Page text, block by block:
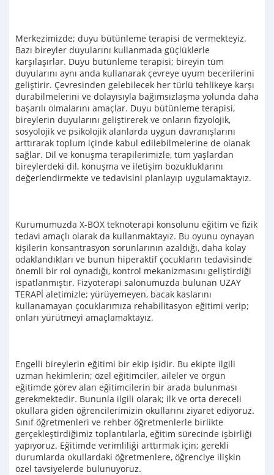
Merkezimizde; duyu bütünleme terapisi de vermekteyiz.
Bazı bireyler duyularını kullanmada güçlüklerle
karşılaşırlar. Duyu bütünleme terapisi; bireyin tüm
duyularını aynı anda kullanarak çevreye uyum becerilerini
geliştirir. Çevresinden gelebilecek her türlü tehlikeye karşı
durabilmelerini ve dolayısıyla bağımsızlaşma yolunda daha
başarılı olmalarını amaçlar. Duyu bütünleme terapisi,
bireylerin duyularını geliştirerek ve onların fizyolojik,
sosyolojik ve psikolojik alanlarda uygun davranışlarını
arttırarak toplum içinde kabul edilebilmelerine de olanak
sağlar. Dil ve konuşma terapilerimizle, tüm yaşlardan
bireylerdeki dil, konuşma ve iletişim bozukluklarını
değerlendirmekte ve tedavisini planlayıp uygulamaktayız.
Kurumumuzda X-BOX teknoterapi konsolunu eğitim ve fizik
tedavi amaçlı olarak da kullanmaktayız. Bu oyunu oynayan
kişilerin konsantrasyon sorunlarının azaldığı, daha kolay
odaklandıkları ve bunun hiperaktif çocukların tedavisinde
önemli bir rol oynadığı, kontrol mekanizmasını geliştirdiği
ispatlanmıştır. Fizyoterapi salonumuzda bulunan UZAY
TERAPİ aletimizle; yürüyemeyen, bacak kaslarını
kullanamayan çocuklarımıza rehabilitasyon eğitimi verip;
onları yürütmeyi amaçlamaktayız.
Engelli bireylerin eğitimi bir ekip işidir. Bu ekipte ilgili
uzman hekimlerin; özel eğitimciler, aileler ve örgün
eğitimde görev alan eğitimcilerin bir arada bulunması
gerekmektedir. Bununla ilgili olarak; ilk ve orta dereceli
okullara giden öğrencilerimizin okullarını ziyaret ediyoruz.
Sınıf öğretmenleri ve rehber öğretmenlerle birlikte
gerçekleştirdiğimiz toplantılarla, eğitim sürecinde işbirliği
yapıyoruz. Eğitimde verimliliği arttırmak için; gerekli
durumlarda okullardaki öğretmenlere, öğrenciye ilişkin
özel tavsiyelerde bulunuyoruz.